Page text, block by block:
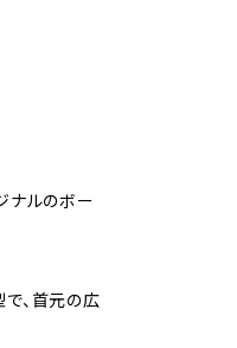
ナルのボー
、首元の広